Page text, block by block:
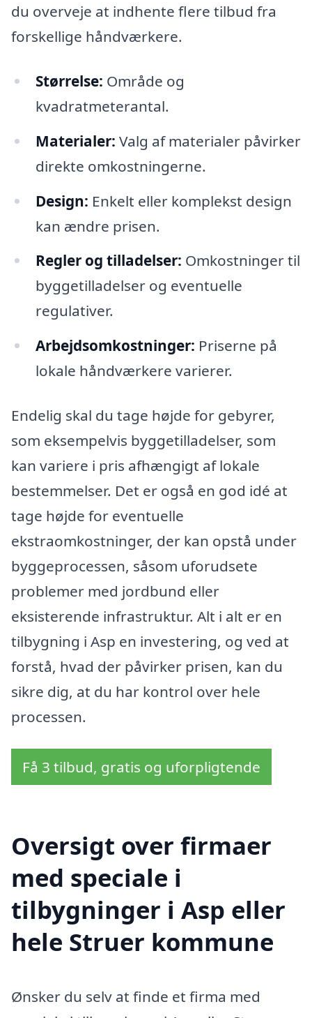
du overveje at indhente flere tilbud fra
forskellige håndværkere.
Størrelse: Område og
kvadratmeterantal.
Materialer: Valg af materialer påvirker
direkte omkostningerne.
Design: Enkelt eller komplekst design
kan ændre prisen.
Regler og tilladelser: Omkostninger til
byggetilladelser og eventuelle
regulativer.
Arbejdsomkostninger: Priserne på
lokale håndværkere varierer.
Endelig skal du tage højde for gebyrer,
som eksempelvis byggetilladelser, som
kan variere i pris afhængigt af lokale
bestemmelser. Det er også en god idé at
tage højde for eventuelle
ekstraomkostninger, der kan opstå under
byggeprocessen, såsom uforudsete
problemer med jordbund eller
eksisterende infrastruktur. Alt i alt er en
tilbygning i Asp en investering, og ved at
forstå, hvad der påvirker prisen, kan du
sikre dig, at du har kontrol over hele
processen.
Få 3 tilbud, gratis og uforpligtende
Oversigt over firmaer
med speciale i
tilbygninger i Asp eller
hele Struer kommune
Ønsker du selv at finde et firma med